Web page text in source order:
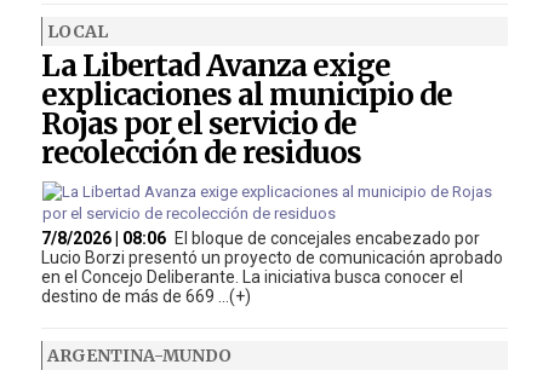
LOCAL
La Libertad Avanza exige
explicaciones al municipio de
Rojas por el servicio de
recolección de residuos
7/8/2026 | 08:06 El bloque de concejales encabezado por
Lucio Borzi presentó un proyecto de comunicación aprobado
en el Concejo Deliberante. La iniciativa busca conocer el
destino de más de 669 ...(+)
ARGENTINA-MUNDO